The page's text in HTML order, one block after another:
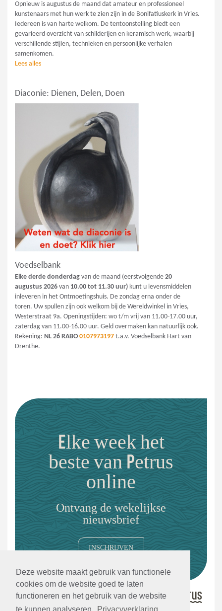
Deze website maakt gebruik van functionele
cookies om de website goed te laten
functioneren en het gebruik van de website
Opnieuw is augustus de maand dat amateur en professioneel
kunstenaars met hun werk te zien zijn in de Bonifatiuskerk in Vries.
Iedereen is van harte welkom. De tentoonstelling biedt een
gevarieerd overzicht van schilderijen en keramisch werk, waarbij
verschillende stijlen, technieken en persoonlijke verhalen
samenkomen.
Lees alles
Diaconie: Dienen, Delen, Doen
Voedselbank
Elke derde donderdag van de maand (eerstvolgende 20
augustus 2026 van 10.00 tot 11.30 uur) kunt u levensmiddelen
inleveren in het Ontmoetingshuis. De zondag erna onder de
toren. Uw spullen zijn ook welkom bij de Wereldwinkel in Vries,
Westerstraat 9a. Openingstijden: wo t/m vrij van 11.00-17.00 uur,
zaterdag van 11.00-16.00 uur. Geld overmaken kan natuurlijk ook.
Rekening: NL 26 RABO 0107973197 t.a.v. Voedselbank Hart van
Drenthe.
Elke week het
beste van Petrus
online
Ontvang de wekelijkse
nieuwsbrief
INSCHRIJVEN